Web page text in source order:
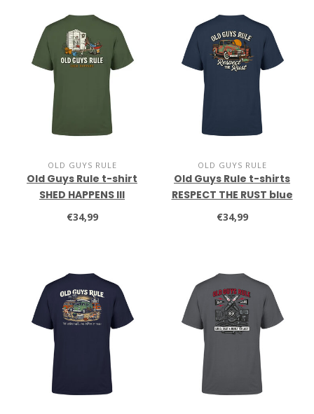
OLD GUYS RULE
Old Guys Rule t-shirt
SHED HAPPENS III
military green
€34,99
OLD GUYS RULE
Old Guys Rule t-shirts
RESPECT THE RUST blue
dusk
€34,99